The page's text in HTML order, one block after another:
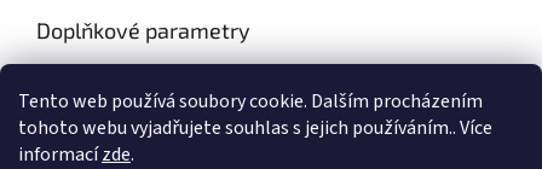
Tento web používá soubory cookie. Dalším procházením
tohoto webu vyjadřujete souhlas s jejich používáním.. Více
informacízde.
Doplňkové parametry
EAN: 5906717464232